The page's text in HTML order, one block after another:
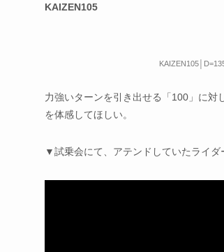
KAIZEN105
力強いターンを引き出せる「100」に対
を体感してほしい。
▼試乗会にて、アテンドしていたライダ